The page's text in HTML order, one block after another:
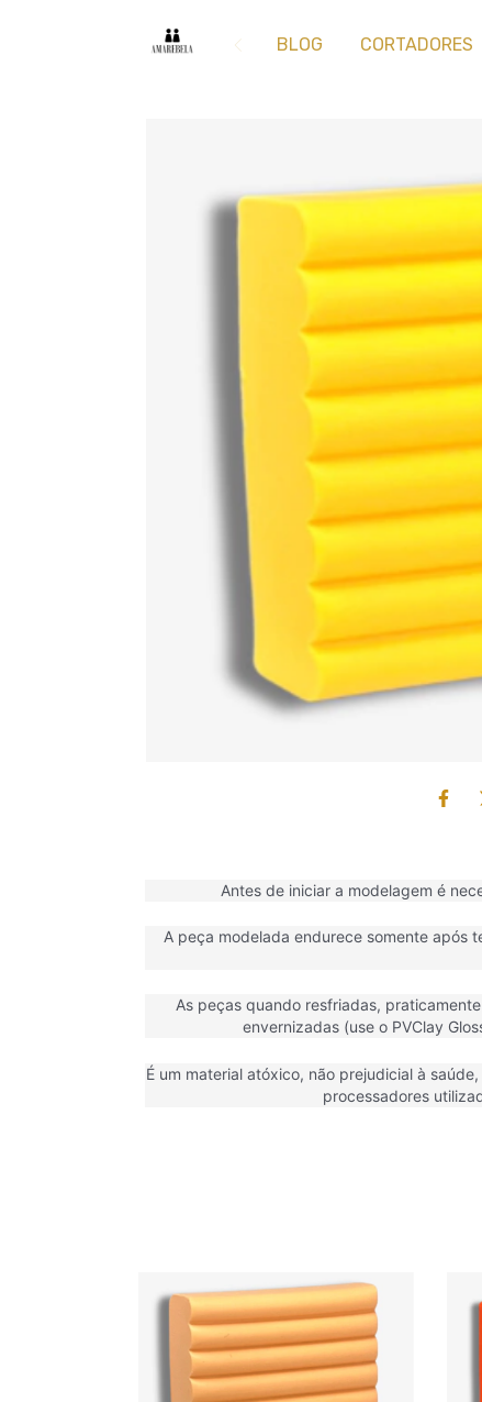
BLOG CORTADORES
Antes de iniciar a modelagem é
A peça modelada endurece somente após
As peças quando resfriadas,
envernizadas (use o PVClay
É um material atóxico, não prejudicial à
processadores